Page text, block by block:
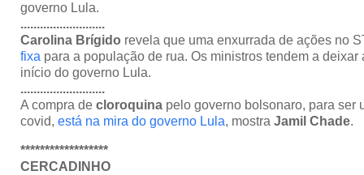
governo Lula.
..........................
Carolina Brígido revela que uma enxurrada de ações no
fixa para a população de rua. Os ministros tendem a
início do governo Lula.
..........................
A compra de cloroquina pelo governo bolsonaro, para ser
covid, está na mira do governo Lula, mostra Jamil Chade.
******************
CERCADINHO